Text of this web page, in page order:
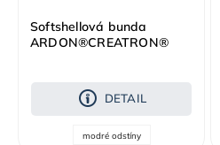
Softshellová bunda
ARDON®CREATRON®
DETAIL
modré odstíny